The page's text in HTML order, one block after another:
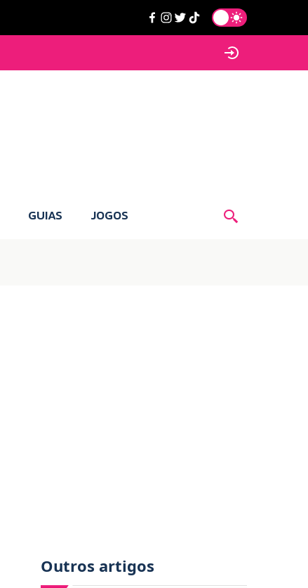
GUIAS JOGOS
Outros artigos